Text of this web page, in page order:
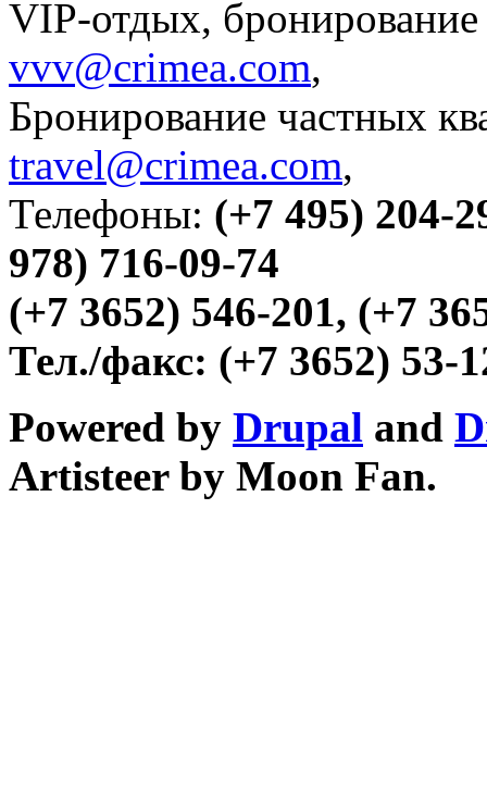
VIP-отдых,
vvv@crimea.com,
Бронирование частных
travel@crimea.com,
Телефоны: (+7 495) 204-
978) 716-09-74
(+7 3652) 546-201, (+7
Тел./факс: (+7 3652) 53-
Powered by Drupal and
Artisteer by Moon Fan.